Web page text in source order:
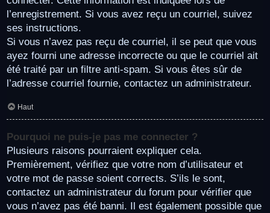
l’enregistrement. Si vous avez reçu un courriel, suivez
ses instructions.
Si vous n’avez pas reçu de courriel, il se peut que vous
ayez fourni une adresse incorrecte ou que le courriel ait
été traité par un filtre anti-spam. Si vous êtes sûr de
l’adresse courriel fournie, contactez un administrateur.
Haut
Pourquoi ne puis-je pas me connecter ?
Plusieurs raisons pourraient expliquer cela.
Premièrement, vérifiez que votre nom d’utilisateur et
votre mot de passe soient corrects. S’ils le sont,
contactez un administrateur du forum pour vérifier que
vous n’avez pas été banni. Il est également possible que